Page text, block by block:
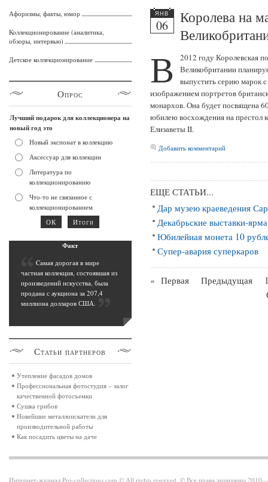
ЯНВ
06
Королева на
В
2012 году Королевская
Великобритании
выпустить серию марок с
изображением портретов
монархов. Она будет посвящена
юбилею восхождения на престол
Елизаветы II.
Добавить комментарий
ЕЩЕ СТАТЬИ...
Дар музею краеведения
Декабрьские выставки-
Юбилейная монета 10
Супер-авария суперкаров
« Первая Предыдущая
Афоризмы, факты, юмор
Коллекционирование (аналитика,
обзоры, интервью)
Детское коллекционирование
Опрос
Лучший подарок для коллекционера на
новый год это
Новый экспонат в коллекцию
Аксессуар для коллекции
Литература по
коллекционированию
Что-то не связанное с
коллекционированием
Факт
Cамая дорогая в мире
частная коллекция, состоявшая из
произведений искусства, была
продана с аукциона за 207,4
миллиона долларов США.
Статьи партнеров
Утепление фасадов домов
Профессиональная фотостудия – залог
качественной фотосъемки
Сушка грибов
Новейшие металлоискатели для
производительной работы
Как посадить цветы на даче
Интернет-журнал Pro-collections.com © All rights reserved. © Все права защищены